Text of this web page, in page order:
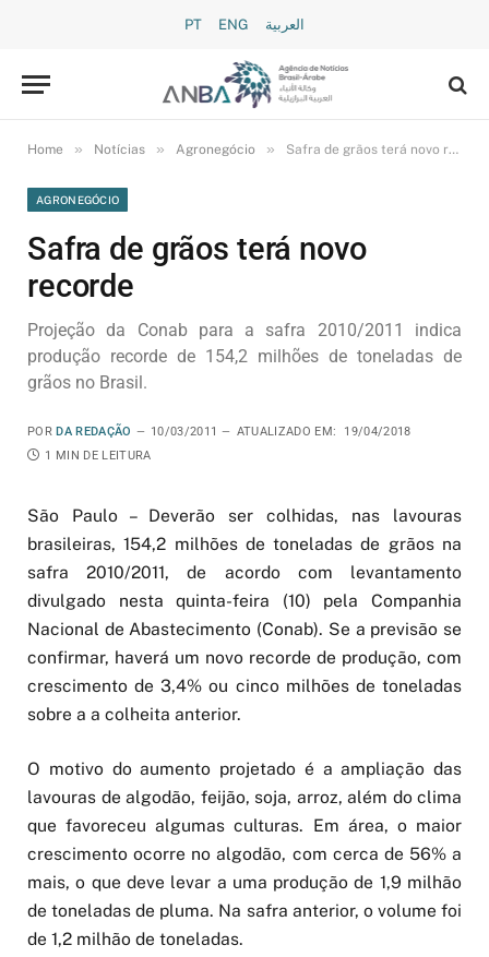
PT ENG العربية
Home » Notícias » Agronegócio » Safra de grãos terá novo recorde
AGRONEGÓCIO
Safra de grãos terá novo
recorde
Projeção da Conab para a safra 2010/2011 indica
produção recorde de 154,2 milhões de toneladas de
grãos no Brasil.
POR DA REDAÇÃO 10/03/2011 ATUALIZADO EM:
19/04/2018
1 MIN DE LEITURA
São Paulo – Deverão ser colhidas, nas lavouras
brasileiras, 154,2 milhões de toneladas de grãos na
safra 2010/2011, de acordo com levantamento
divulgado nesta quinta-feira (10) pela Companhia
Nacional de Abastecimento (Conab). Se a previsão se
confirmar, haverá um novo recorde de produção, com
crescimento de 3,4% ou cinco milhões de toneladas
sobre a a colheita anterior.
O motivo do aumento projetado é a ampliação das
lavouras de algodão, feijão, soja, arroz, além do clima
que favoreceu algumas culturas. Em área, o maior
crescimento ocorre no algodão, com cerca de 56% a
mais, o que deve levar a uma produção de 1,9 milhão
de toneladas de pluma. Na safra anterior, o volume foi
de 1,2 milhão de toneladas.